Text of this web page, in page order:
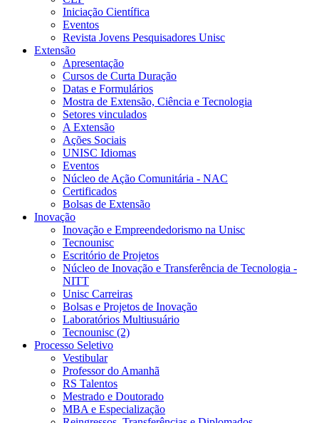
Iniciação Científica
Eventos
Revista Jovens Pesquisadores Unisc
Extensão
Apresentação
Cursos de Curta Duração
Datas e Formulários
Mostra de Extensão, Ciência e Tecnologia
Setores vinculados
A Extensão
Ações Sociais
UNISC Idiomas
Eventos
Núcleo de Ação Comunitária - NAC
Certificados
Bolsas de Extensão
Inovação
Inovação e Empreendedorismo na Unisc
Tecnounisc
Escritório de Projetos
Núcleo de Inovação e Transferência de Tecnologia -
NITT
Unisc Carreiras
Bolsas e Projetos de Inovação
Laboratórios Multiusuário
Tecnounisc (2)
Processo Seletivo
Vestibular
Professor do Amanhã
RS Talentos
Mestrado e Doutorado
MBA e Especialização